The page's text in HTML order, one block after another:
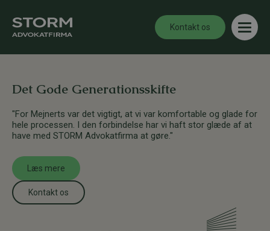
Kontakt os
Det Gode Generationsskifte
"For Mejnerts var det vigtigt, at vi var komfortable og glade for
hele processen. I den forbindelse har vi haft stor glæde af at
have med STORM Advokatfirma at gøre."
Læs mere
Kontakt os